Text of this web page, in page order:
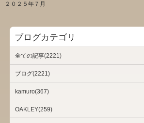
２０２５年７月
ブログカテゴリ
全ての記事(2221)
ブログ(2221)
kamuro(367)
OAKLEY(259)